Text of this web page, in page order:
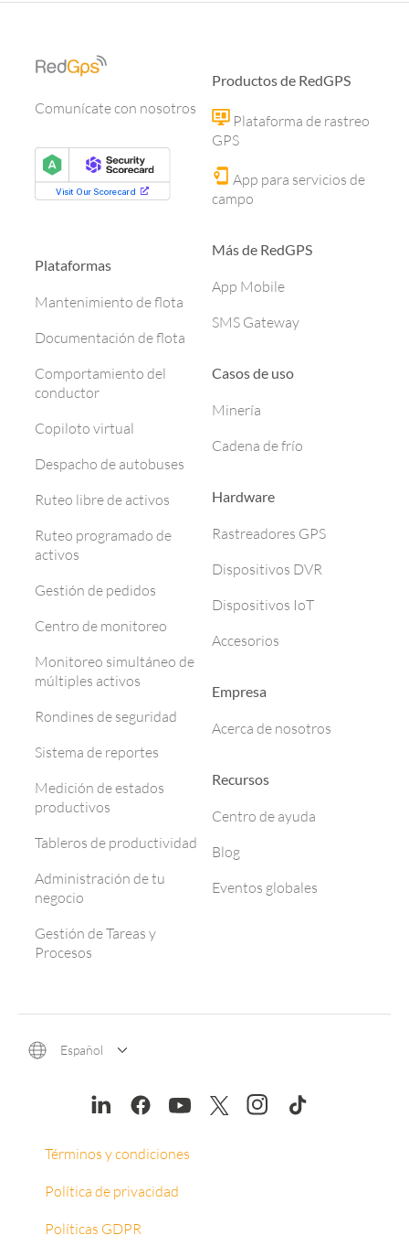
Comunícate con nosotros
Plataformas
Mantenimiento de flota
Documentación de flota
Comportamiento del
conductor
Copiloto virtual
Despacho de autobuses
Ruteo libre de activos
Ruteo programado de
activos
Gestión de pedidos
Centro de monitoreo
Monitoreo simultáneo de
múltiples activos
Rondines de seguridad
Sistema de reportes
Medición de estados
productivos
Tableros de productividad
Administración de tu
negocio
Gestión de Tareas y
Procesos
Productos de RedGPS
Plataforma de rastreo
GPS
App para servicios de
campo
Más de RedGPS
App Mobile
SMS Gateway
Casos de uso
Minería
Cadena de frío
Hardware
Rastreadores GPS
Dispositivos DVR
Dispositivos IoT
Accesorios
Empresa
Acerca de nosotros
Recursos
Centro de ayuda
Blog
Eventos globales
Español
Términos y condiciones
Política de privacidad
Políticas GDPR